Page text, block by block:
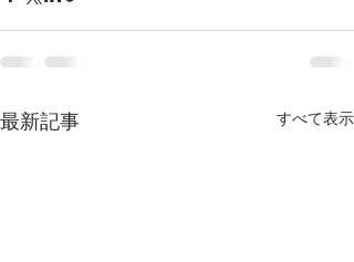
最新記事 すべて表示